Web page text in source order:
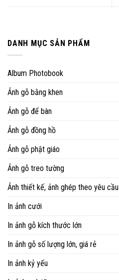
DANH MỤC SẢN PHẨM
Album Photobook
Ảnh gỗ bằng khen
Ảnh gỗ để bàn
Ảnh gỗ đồng hồ
Ảnh gỗ phật giáo
Ảnh gỗ treo tường
Ảnh thiết kế, ảnh ghép theo yêu cầu
In ảnh cưới
In ảnh gỗ kích thước lớn
In ảnh gỗ số lượng lớn, giá rẻ
In ảnh kỷ yếu